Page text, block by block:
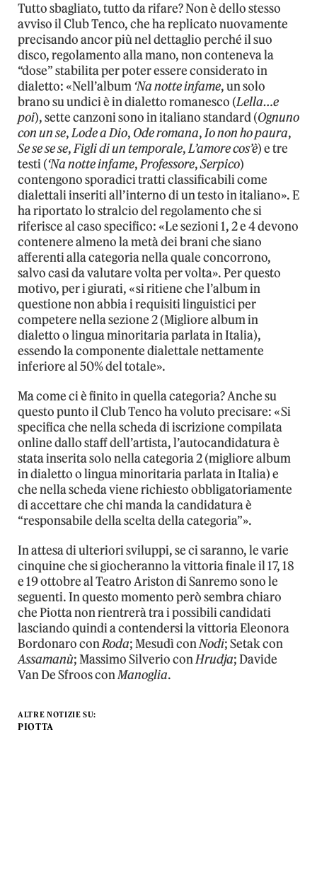
Tutto sbagliato, tutto da rifare? Non è dello stesso
avviso il Club Tenco, che ha replicato nuovamente
precisando ancor più nel dettaglio perché il suo
disco, regolamento alla mano, non conteneva la
“dose” stabilita per poter essere considerato in
dialetto: «Nell’album‘Na notte infame, un solo
brano su undici è in dialetto romanesco (Lella…e
poi), sette canzoni sono in italiano standard (Ognuno
con un se,Lode a Dio, Ode romana,Io non ho paura,
Se se se se,Figli di un temporale,L’amore cos’è) e tre
testi (‘Na notte infame,Professore,Serpico)
contengono sporadici tratti classificabili come
dialettali inseriti all’interno di un testo in italiano». E
ha riportato lo stralcio del regolamento che si
riferisce al caso specifico: «Le sezioni 1, 2 e 4 devono
contenere almeno la metà dei brani che siano
afferenti alla categoria nella quale concorrono,
salvo casi da valutare volta per volta». Per questo
motivo, per i giurati, «si ritiene che l’album in
questione non abbia i requisiti linguistici per
competere nella sezione 2 (Migliore album in
dialetto o lingua minoritaria parlata in Italia),
essendo la componente dialettale nettamente
inferiore al 50% del totale».
Ma come ci è finito in quella categoria? Anche su
questo punto il Club Tenco ha voluto precisare: «Si
specifica che nella scheda di iscrizione compilata
online dallo staff dell’artista, l’autocandidatura è
stata inserita solo nella categoria 2 (migliore album
in dialetto o lingua minoritaria parlata in Italia) e
che nella scheda viene richiesto obbligatoriamente
di accettare che chi manda la candidatura è
“responsabile della scelta della categoria”».
In attesa di ulteriori sviluppi, se ci saranno, le varie
cinquine che si giocheranno la vittoria finale il 17, 18
e 19 ottobre al Teatro Ariston di Sanremo sono le
seguenti. In questo momento però sembra chiaro
che Piotta non rientrerà tra i possibili candidati
lasciando quindi a contendersi la vittoria Eleonora
Bordonaro conRoda; Mesudì conNodi; Setak con
Assamanù; Massimo Silverio conHrudja; Davide
Van De Sfroos conManoglia.
ALTRE NOTIZIE SU:
PIOTTA